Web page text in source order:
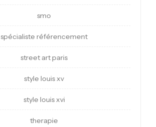
smo
spécialiste référencement
street art paris
style louis xv
style louis xvi
therapie